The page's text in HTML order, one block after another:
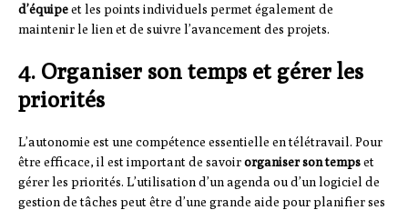
d’équipeet les points individuels permet également de
maintenir le lien et de suivre l’avancement des projets.
4. Organiser son temps et gérer les
priorités
L’autonomie est une compétence essentielle en télétravail. Pour
être efficace, il est important de savoirorganiser son tempset
gérer les priorités. L’utilisation d’un agenda ou d’un logiciel de
gestion de tâches peut être d’une grande aide pour planifier ses